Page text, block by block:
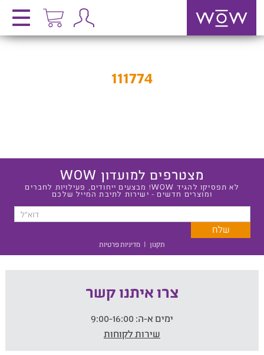
111774
מצטרפים למועדון WOW
לא תפסיקו להגיד WOW! מבצעים ייחודים, פעילויות לחברים
ומוצרים חדשים - ישירות לתיבת המייל שלכם
תקנון | מדיניות פרטיות
צרו איתנו קשר
ימים א-ה:
שירות לקוחות